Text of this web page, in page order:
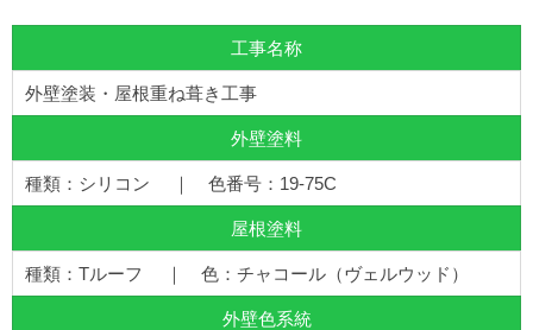
工事名称
外壁塗装・屋根重ね葺き工事
外壁塗料
種類：シリコン ｜ 色番号：19-75C
屋根塗料
種類：Tルーフ ｜ 色：チャコール（ヴェルウッド）
外壁色系統